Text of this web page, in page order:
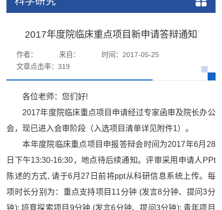
2017年度院临床重点项目新申请答辩通知
作者： 来自：
时间：2017-05-25
文章点击率：319
各位老师：您们好!
2017年度院临床重点项目申请经过专家函审及院长办公
会，现已进入会审阶段（入选项目清单详见附件1）。
本年度院临床重点项目申报答辩会时间为2017年6月 28
日下午13:30-16:30，地点待后续通知。评审采用申请人 PPt
陈述的方式,请于6月 27 日前将ppt从科研信息系统上传。每
项时长分别为：重点支持项目 11分钟 (发言8分钟、提问3分
钟); 培育探索项目 9分钟 (发言6分钟、提问3分钟); 青年项目